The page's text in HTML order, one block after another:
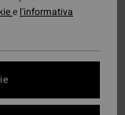
e l'informativa